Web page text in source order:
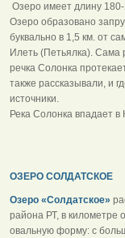
Озеро имеет длину
Озеро образовано
буквально в 1,5 км. от
Илеть (Петьялка). Сама
речка Солонка
также рассказывали, и
источники.
Река Солонка
ОЗЕРО СОЛДАТСКОЕ
Озеро «Солдатское»
района РТ, в
овальную форму: с